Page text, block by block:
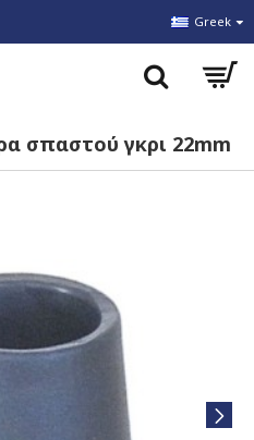
Greek
σπαστού γκρι 22mm